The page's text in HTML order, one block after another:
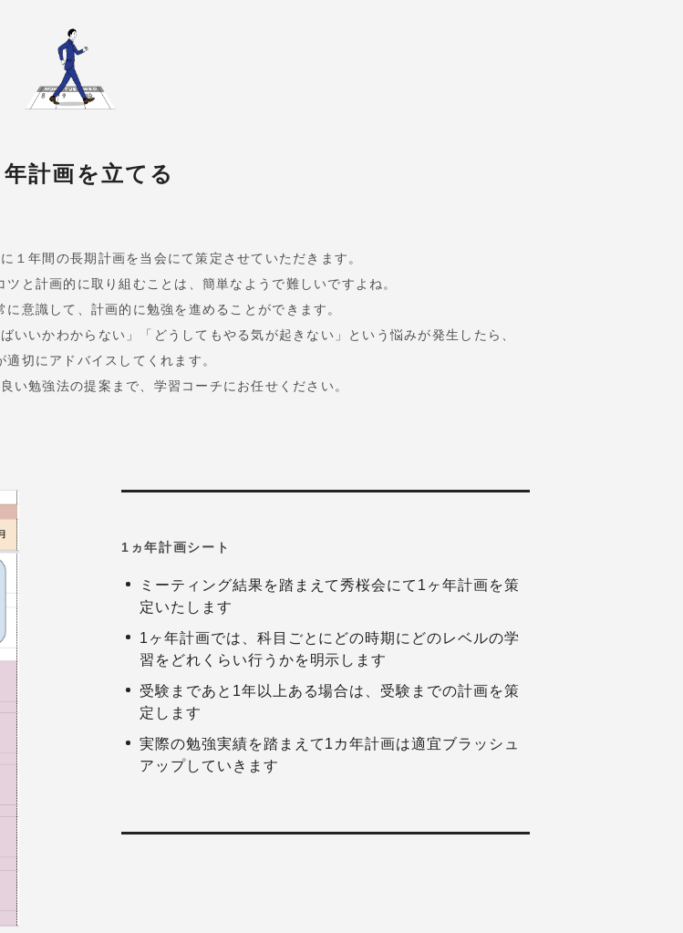
計画を立てる
１年間の長期計画を当会にて策定させていただきます。
と計画的に取り組むことは、簡単なようで難しいですよね。
意識して、計画的に勉強を進めることができます。
いかわからない」「どうしてもやる気が起きない」という悩みが発生したら、
適切にアドバイスしてくれます。
い勉強法の提案まで、学習コーチにお任せください。
1ヵ年計画シート
ミーティング結果を踏まえて秀桜会にて1ヶ年計画を策
定いたします
1ヶ年計画では、科目ごとにどの時期にどのレベルの学
習をどれくらい行うかを明示します
受験まであと1年以上ある場合は、受験までの計画を策
定します
実際の勉強実績を踏まえて1カ年計画は適宜ブラッシュ
アップしていきます